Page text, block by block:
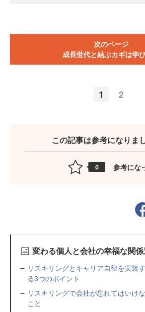
次のページ
成長世代と結ぶカギは学
1 2
この記事は参考になりま
0 参考にな
変わる個人と会社の幸福な関
リスキリングとキャリア自律を実装
る3つのポイント
リスキリングで会社が忘れてはい
こと